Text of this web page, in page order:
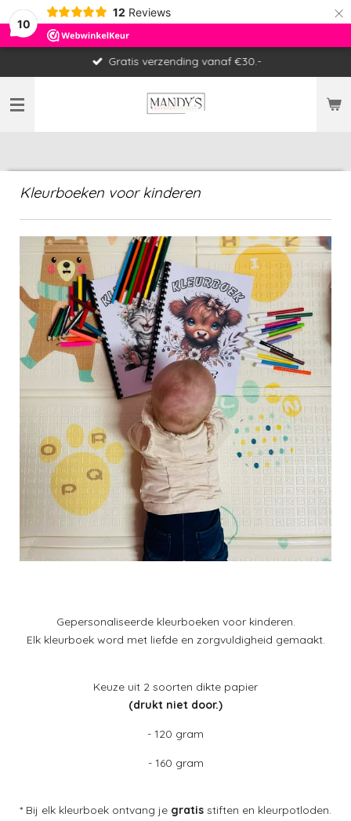
10
12 Reviews ×
Gratis verzending vanaf €30.-
Kleurboeken voor kinderen
Gepersonaliseerde kleurboeken voor kinderen.
Elk kleurboek word met liefde en zorgvuldigheid gemaakt.
Keuze uit 2 soorten dikte papier
(drukt niet door.)
- 120 gram
- 160 gram
* Bij elk kleurboek ontvang je gratis stiften en kleurpotloden.